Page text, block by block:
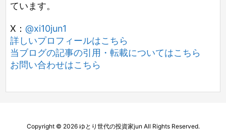
ています。
X： @xi10jun1
詳しいプロフィールはこちら
当ブログの記事の引用・転載についてはこちら
お問い合わせはこちら
Copyright © 2026 ゆとり世代の投資家jun All Rights Reserved.